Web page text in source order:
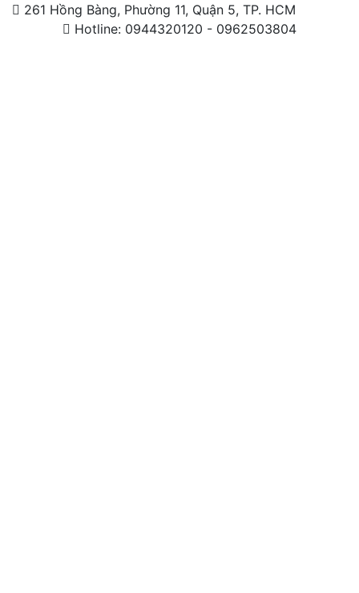
261 Hồng Bàng, Phường 11, Quận 5, TP. HCM
Hotline: 0944320120 - 0962503804